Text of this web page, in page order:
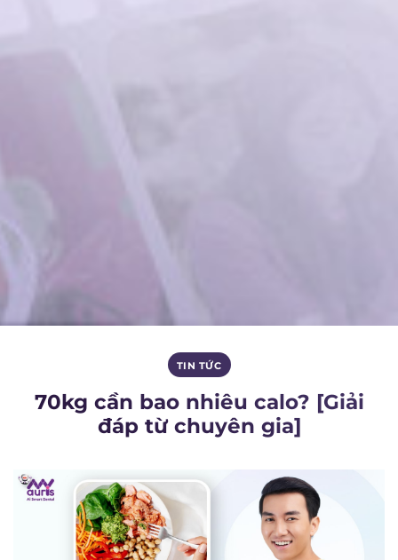
TIN TỨC
70kg cần bao nhiêu calo? [Giải
đáp từ chuyên gia]